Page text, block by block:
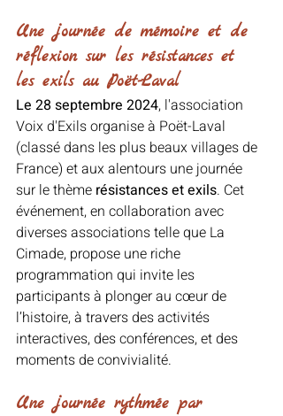
Une journée de mémoire et de
réflexion sur les résistances et
les exils au Poët-Laval
Le 28 septembre 2024, l'association
Voix d'Exils organise à Poët-Laval
(classé dans les plus beaux villages de
France) et aux alentours une journée
sur le thème résistances et exils. Cet
événement, en collaboration avec
diverses associations telle que La
Cimade, propose une riche
programmation qui invite les
participants à plonger au cœur de
l’histoire, à travers des activités
interactives, des conférences, et des
moments de convivialité.
Une journée rythmée par